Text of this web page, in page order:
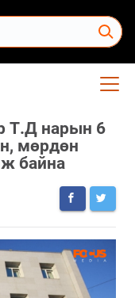
Т.Д нарын 6
мөрдөн
байна